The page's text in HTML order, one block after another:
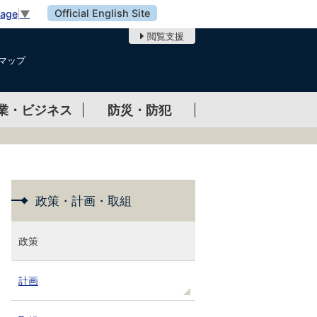
▼ Official English Site
閲覧支援
ップ
・ビジネス 防災・防犯
政策・計画・取組
政策
計画